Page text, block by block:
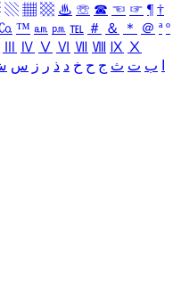
▧ ▦ ▩ ♨ ☏ ☎ ☜ ☞ ¶ †
㏇ ™ ㏂ ㏘ ℡ ＃ ＆ ＊ ＠ ª º
Ⅳ Ⅴ Ⅵ Ⅶ Ⅷ Ⅸ Ⅹ
ب ت ث ج ح خ د ذ ر ز س